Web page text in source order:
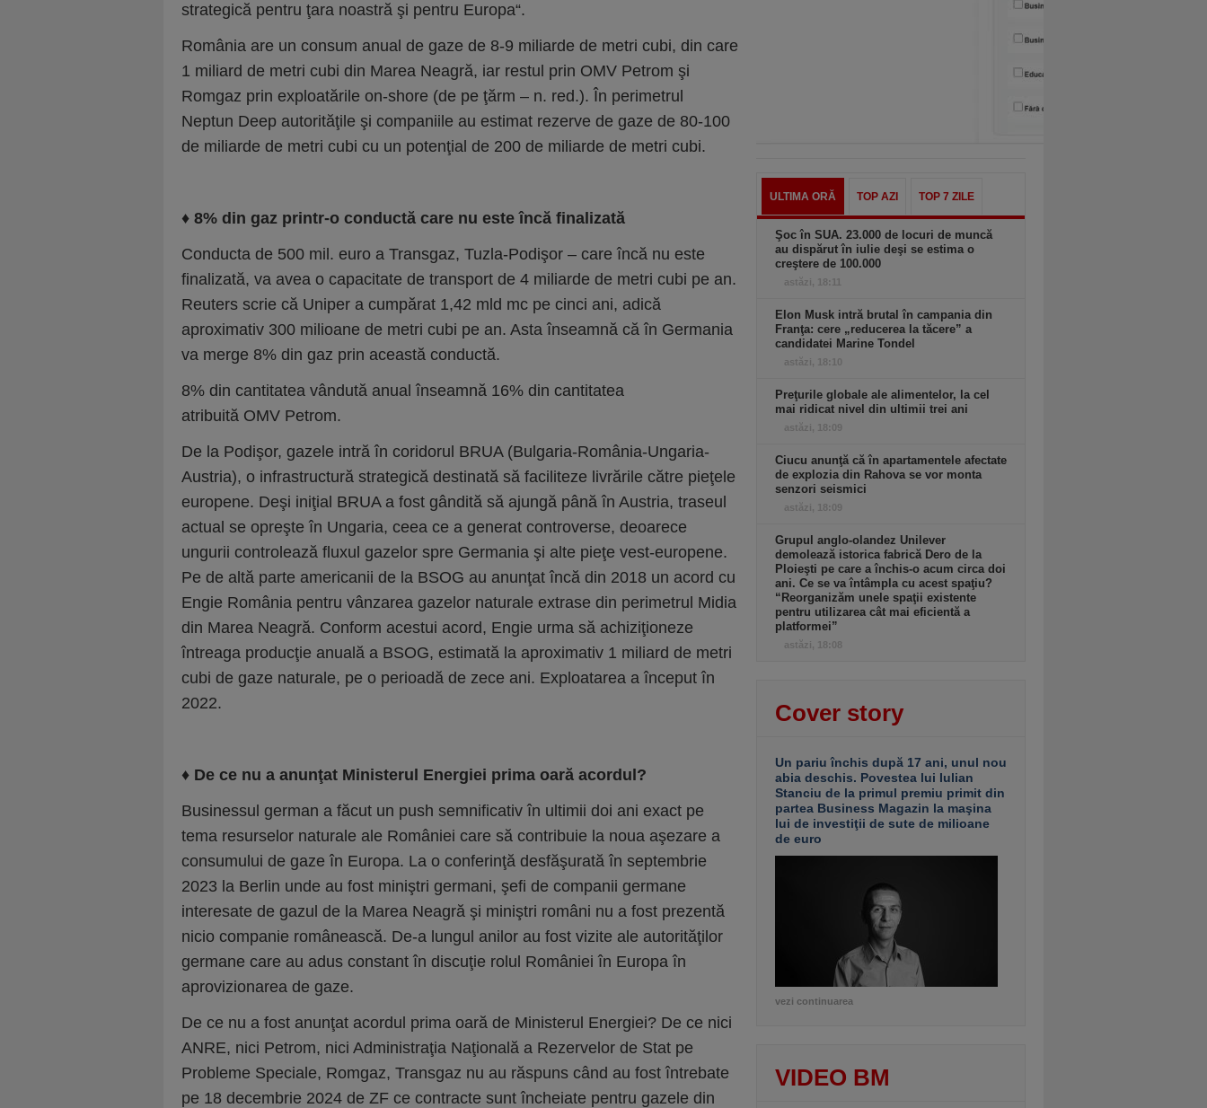
strategică pentru ţara noastră şi pentru Europa“.
România are un consum anual de gaze de 8-9 miliarde de metri cubi, din care
1 miliard de metri cubi din Marea Neagră, iar restul prin OMV Petrom şi
Romgaz prin exploatările on-shore (de pe ţărm – n. red.). În perimetrul
Neptun Deep autorităţile şi companiile au estimat rezerve de gaze de 80-100
de miliarde de metri cubi cu un potenţial de 200 de miliarde de metri cubi.
♦ 8% din gaz printr-o conductă care nu este încă finalizată
Conducta de 500 mil. euro a Transgaz, Tuzla-Podişor – care încă nu este
finalizată, va avea o capacitate de transport de 4 miliarde de metri cubi pe an.
Reuters scrie că Uniper a cumpărat 1,42 mld mc pe cinci ani, adică
aproximativ 300 milioane de metri cubi pe an. Asta înseamnă că în Germania
va merge 8% din gaz prin această conductă.
8% din cantitatea vândută anual înseamnă 16% din cantitatea
atribuită OMV Petrom.
De la Podişor, gazele intră în coridorul BRUA (Bulgaria-România-Ungaria-
Austria), o infrastructură strategică destinată să faciliteze livrările către pieţele
europene. Deşi iniţial BRUA a fost gândită să ajungă până în Austria, traseul
actual se opreşte în Ungaria, ceea ce a generat controverse, deoarece
ungurii contro­lează fluxul gazelor spre Germania şi alte pieţe vest-europene.
Pe de altă parte americanii de la BSOG au anunţat încă din 2018 un acord cu
Engie România pentru vânzarea gazelor naturale extrase din perimetrul Midia
din Marea Neagră. Conform acestui acord, Engie urma să achiziţioneze
întreaga producţie anuală a BSOG, estimată la aproximativ 1 miliard de metri
cubi de gaze naturale, pe o perioadă de zece ani. Exploatarea a început în
2022.
♦ De ce nu a anunţat Ministerul Energiei prima oară acordul?
Businessul german a făcut un push semni­ficativ în ultimii doi ani exact pe
tema resurselor naturale ale României care să contribuie la noua aşezare a
consumului de gaze în Europa. La o conferinţă desfăşurată în septembrie
2023 la Berlin unde au fost miniştri germani, şefi de companii germane
interesate de gazul de la Marea Neagră şi miniştri români nu a fost prezentă
nicio companie românească. De-a lungul anilor au fost vizite ale autorităţilor
germane care au adus constant în discuţie rolul României în Europa în
aprovizionarea de gaze.
De ce nu a fost anunţat acordul prima oară de Ministerul Energiei? De ce nici
ANRE, nici Petrom, nici Administraţia Naţională a Re­zervelor de Stat pe
Probleme Speciale, Romgaz, Transgaz nu au răspuns când au fost întrebate
pe 18 decembrie 2024 de ZF ce contracte sunt încheiate pentru gazele din
ULTIMA ORĂ TOP AZI TOP 7 ZILE
Şoc în SUA. 23.000 de locuri de muncă
au dispărut în iulie deşi se estima o
creştere de 100.000
astăzi, 18:11
Elon Musk intră brutal în campania din
Franţa: cere „reducerea la tăcere” a
candidatei Marine Tondel
astăzi, 18:10
Preţurile globale ale alimentelor, la cel
mai ridicat nivel din ultimii trei ani
astăzi, 18:09
Ciucu anunţă că în apartamentele afectate
de explozia din Rahova se vor monta
senzori seismici
astăzi, 18:09
Grupul anglo-olandez Unilever
demolează istorica fabrică Dero de la
Ploieşti pe care a închis-o acum circa doi
ani. Ce se va întâmpla cu acest spaţiu?
“Reorganizăm unele spaţii existente
pentru utilizarea cât mai eficientă a
platformei”
astăzi, 18:08
Cover story
Un pariu închis după 17 ani, unul nou
abia deschis. Povestea lui Iulian
Stanciu de la primul premiu primit din
partea Business Magazin la maşina
lui de investiţii de sute de milioane
de euro
vezi continuarea
VIDEO BM